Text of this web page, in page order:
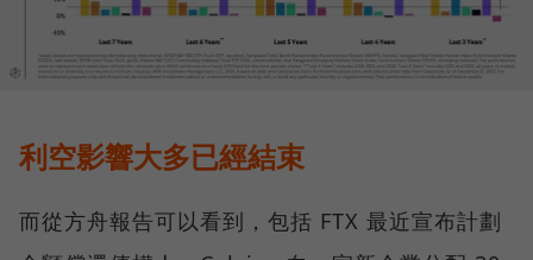
利空影響大多已經結束
而從方舟報告可以看到，包括 FTX 最近宣布計劃